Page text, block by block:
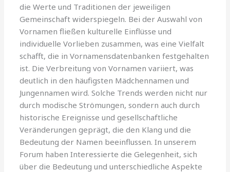
die Werte und Traditionen der jeweiligen
Gemeinschaft widerspiegeln. Bei der Auswahl von
Vornamen fließen kulturelle Einflüsse und
individuelle Vorlieben zusammen, was eine Vielfalt
schafft, die in Vornamensdatenbanken festgehalten
ist. Die Verbreitung von Vornamen variiert, was
deutlich in den häufigsten Mädchennamen und
Jungennamen wird. Solche Trends werden nicht nur
durch modische Strömungen, sondern auch durch
historische Ereignisse und gesellschaftliche
Veränderungen geprägt, die den Klang und die
Bedeutung der Namen beeinflussen. In unserem
Forum haben Interessierte die Gelegenheit, sich
über die Bedeutung und unterschiedliche Aspekte